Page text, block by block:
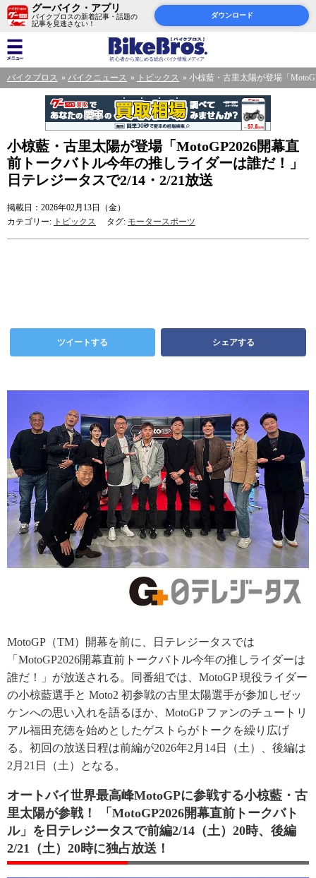
グーバイク・アプリ
バイクブロスの新着記事・話題の
記事を見逃さない！
ダウンロード
バイクブロス バイクニュース トピックス 小椋藍・古里太陽が登場「
小椋藍・古里太陽が登場「MotoGP2026開幕直
前トークバトル今年の推しライダーは誰だ！」
日テレジータスで2/14・2/21放送
掲載日：2026年02月13日（金）
カテゴリー: トピックス タグ: モータースポーツ
ツイートする シェアする
MotoGP（TM）開幕を前に、日テレジータスでは
「MotoGP2026開幕直前トークバトル今年の推しライダーは
誰だ！」が放送される。同番組では、MotoGP 現役ライダー
の小椋藍選手と Moto2 初参戦の古里太陽選手が参加しゼッ
ケンへの思い入れを語るほか、MotoGP ファンのチュートリ
アル福田充徳を始めとしたゲストらがトークを繰り広げ
る。初回の放送日程は前編が2026年2月14日（土）、後編は
2月21日（土）となる。
オートバイ世界最高峰MotoGPに参戦する小椋藍・古
里太陽が参戦！ 「MotoGP2026開幕直前トークバト
ル」を日テレジータスで前編2/14（土）20時、後編
2/21（土）20時に独占放送！